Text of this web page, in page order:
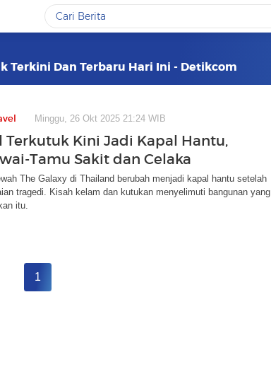
Terkini Dan Terbaru Hari Ini - Detikcom
Minggu, 26 Okt 2025 21:24 WIB
Terkutuk Kini Jadi Kapal Hantu,
Tamu Sakit dan Celaka
The Galaxy di Thailand berubah menjadi kapal hantu setelah
tragedi. Kisah kelam dan kutukan menyelimuti bangunan yang
itu.
1